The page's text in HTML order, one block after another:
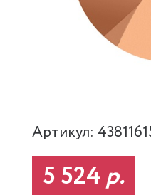
Артикул:
5 524р.